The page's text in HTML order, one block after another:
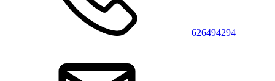
626494294